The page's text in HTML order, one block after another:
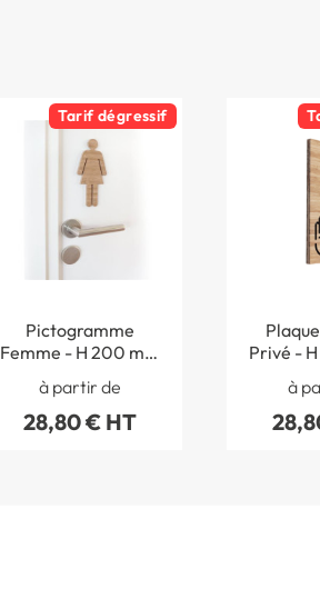
Tarif dégressif
Pictogramme
Femme - H 200 mm
- Bambou - Gamme
Woody®
à partir de
28,80 € HT
Privé -
97 mm
à